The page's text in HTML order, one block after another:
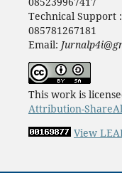
Technical Support
085781267181
Email:
This work is
Attribution-
View